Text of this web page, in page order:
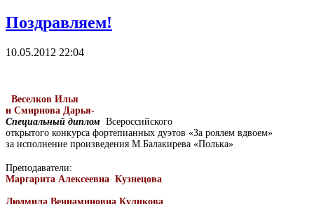
Поздравляем!
10.05.2012 22:04
Веселков Илья
и Смирнова Дарья-
Специальный диплом Всероссийского
открытого конкурса фортепианных дуэтов «За роялем вдвоем»
за исполнение произведения М.Балакирева «Полька»
Преподаватели:
Маргарита Алексеевна Кузнецова
Людмила Вениаминовна Куликова